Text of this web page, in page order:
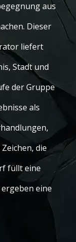
aus
Dieser
liefert
Stadt und
der Gruppe
als
die
füllt eine
eine